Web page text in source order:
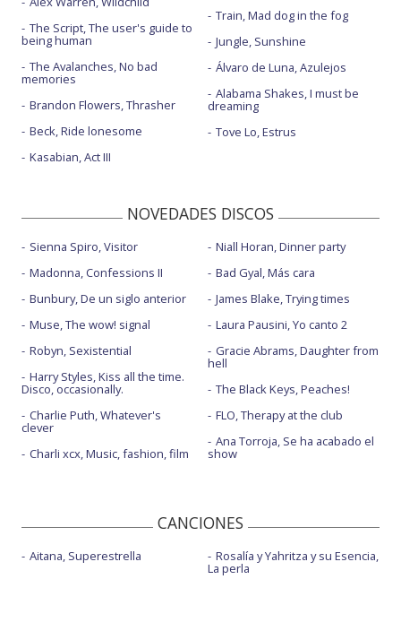
The Script, The user's guide to
being human
The Avalanches, No bad
memories
Brandon Flowers, Thrasher
Beck, Ride lonesome
Kasabian, Act III
Train, Mad dog in the fog
Jungle, Sunshine
Álvaro de Luna, Azulejos
Alabama Shakes, I must be
dreaming
Tove Lo, Estrus
NOVEDADES DISCOS
Sienna Spiro, Visitor
Madonna, Confessions II
Bunbury, De un siglo anterior
Muse, The wow! signal
Robyn, Sexistential
Harry Styles, Kiss all the time.
Disco, occasionally.
Charlie Puth, Whatever's
clever
Charli xcx, Music, fashion, film
Niall Horan, Dinner party
Bad Gyal, Más cara
James Blake, Trying times
Laura Pausini, Yo canto 2
Gracie Abrams, Daughter from
hell
The Black Keys, Peaches!
FLO, Therapy at the club
Ana Torroja, Se ha acabado el
show
CANCIONES
Aitana, Superestrella Rosalía y Yahritza y su Esencia,
La perla